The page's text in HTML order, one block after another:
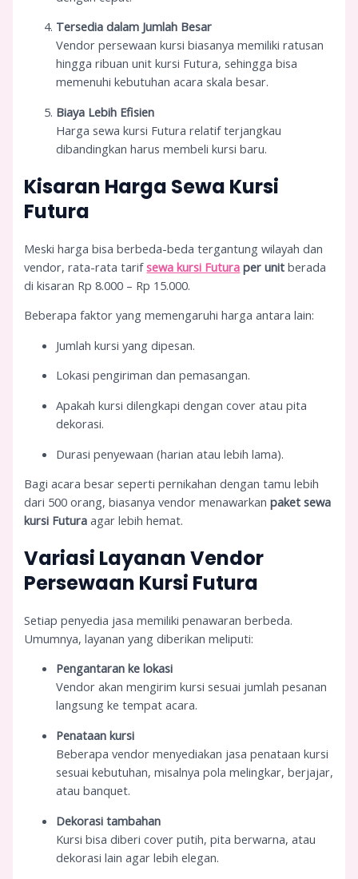
Tersedia dalam Jumlah Besar
Vendor persewaan kursi biasanya memiliki ratusan
hingga ribuan unit kursi Futura, sehingga bisa
memenuhi kebutuhan acara skala besar.
Biaya Lebih Efisien
Harga sewa kursi Futura relatif terjangkau
dibandingkan harus membeli kursi baru.
Kisaran Harga Sewa Kursi
Futura
Meski harga bisa berbeda-beda tergantung wilayah dan
vendor, rata-rata tarifsewa kursi Futura per unit berada
di kisaran Rp 8.000 – Rp 15.000.
Beberapa faktor yang memengaruhi harga antara lain:
Jumlah kursi yang dipesan.
Lokasi pengiriman dan pemasangan.
Apakah kursi dilengkapi dengan cover atau pita
dekorasi.
Durasi penyewaan (harian atau lebih lama).
Bagi acara besar seperti pernikahan dengan tamu lebih
dari 500 orang, biasanya vendor menawarkanpaket sewa
kursi Futura agar lebih hemat.
Variasi Layanan Vendor
Persewaan Kursi Futura
Setiap penyedia jasa memiliki penawaran berbeda.
Umumnya, layanan yang diberikan meliputi:
Pengantaran ke lokasi
Vendor akan mengirim kursi sesuai jumlah pesanan
langsung ke tempat acara.
Penataan kursi
Beberapa vendor menyediakan jasa penataan kursi
sesuai kebutuhan, misalnya pola melingkar, berjajar,
atau banquet.
Dekorasi tambahan
Kursi bisa diberi cover putih, pita berwarna, atau
dekorasi lain agar lebih elegan.